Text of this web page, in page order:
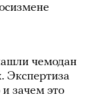
чемодан
Экспертиза
и зачем это